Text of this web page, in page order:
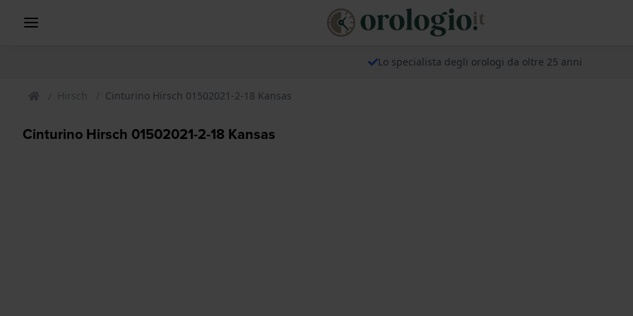
Lo specialista degli orologi da oltre 25 anni
Hirsch Cinturino Hirsch 01502021-2-18 Kansas
Cinturino Hirsch 01502021-2-18 Kansas